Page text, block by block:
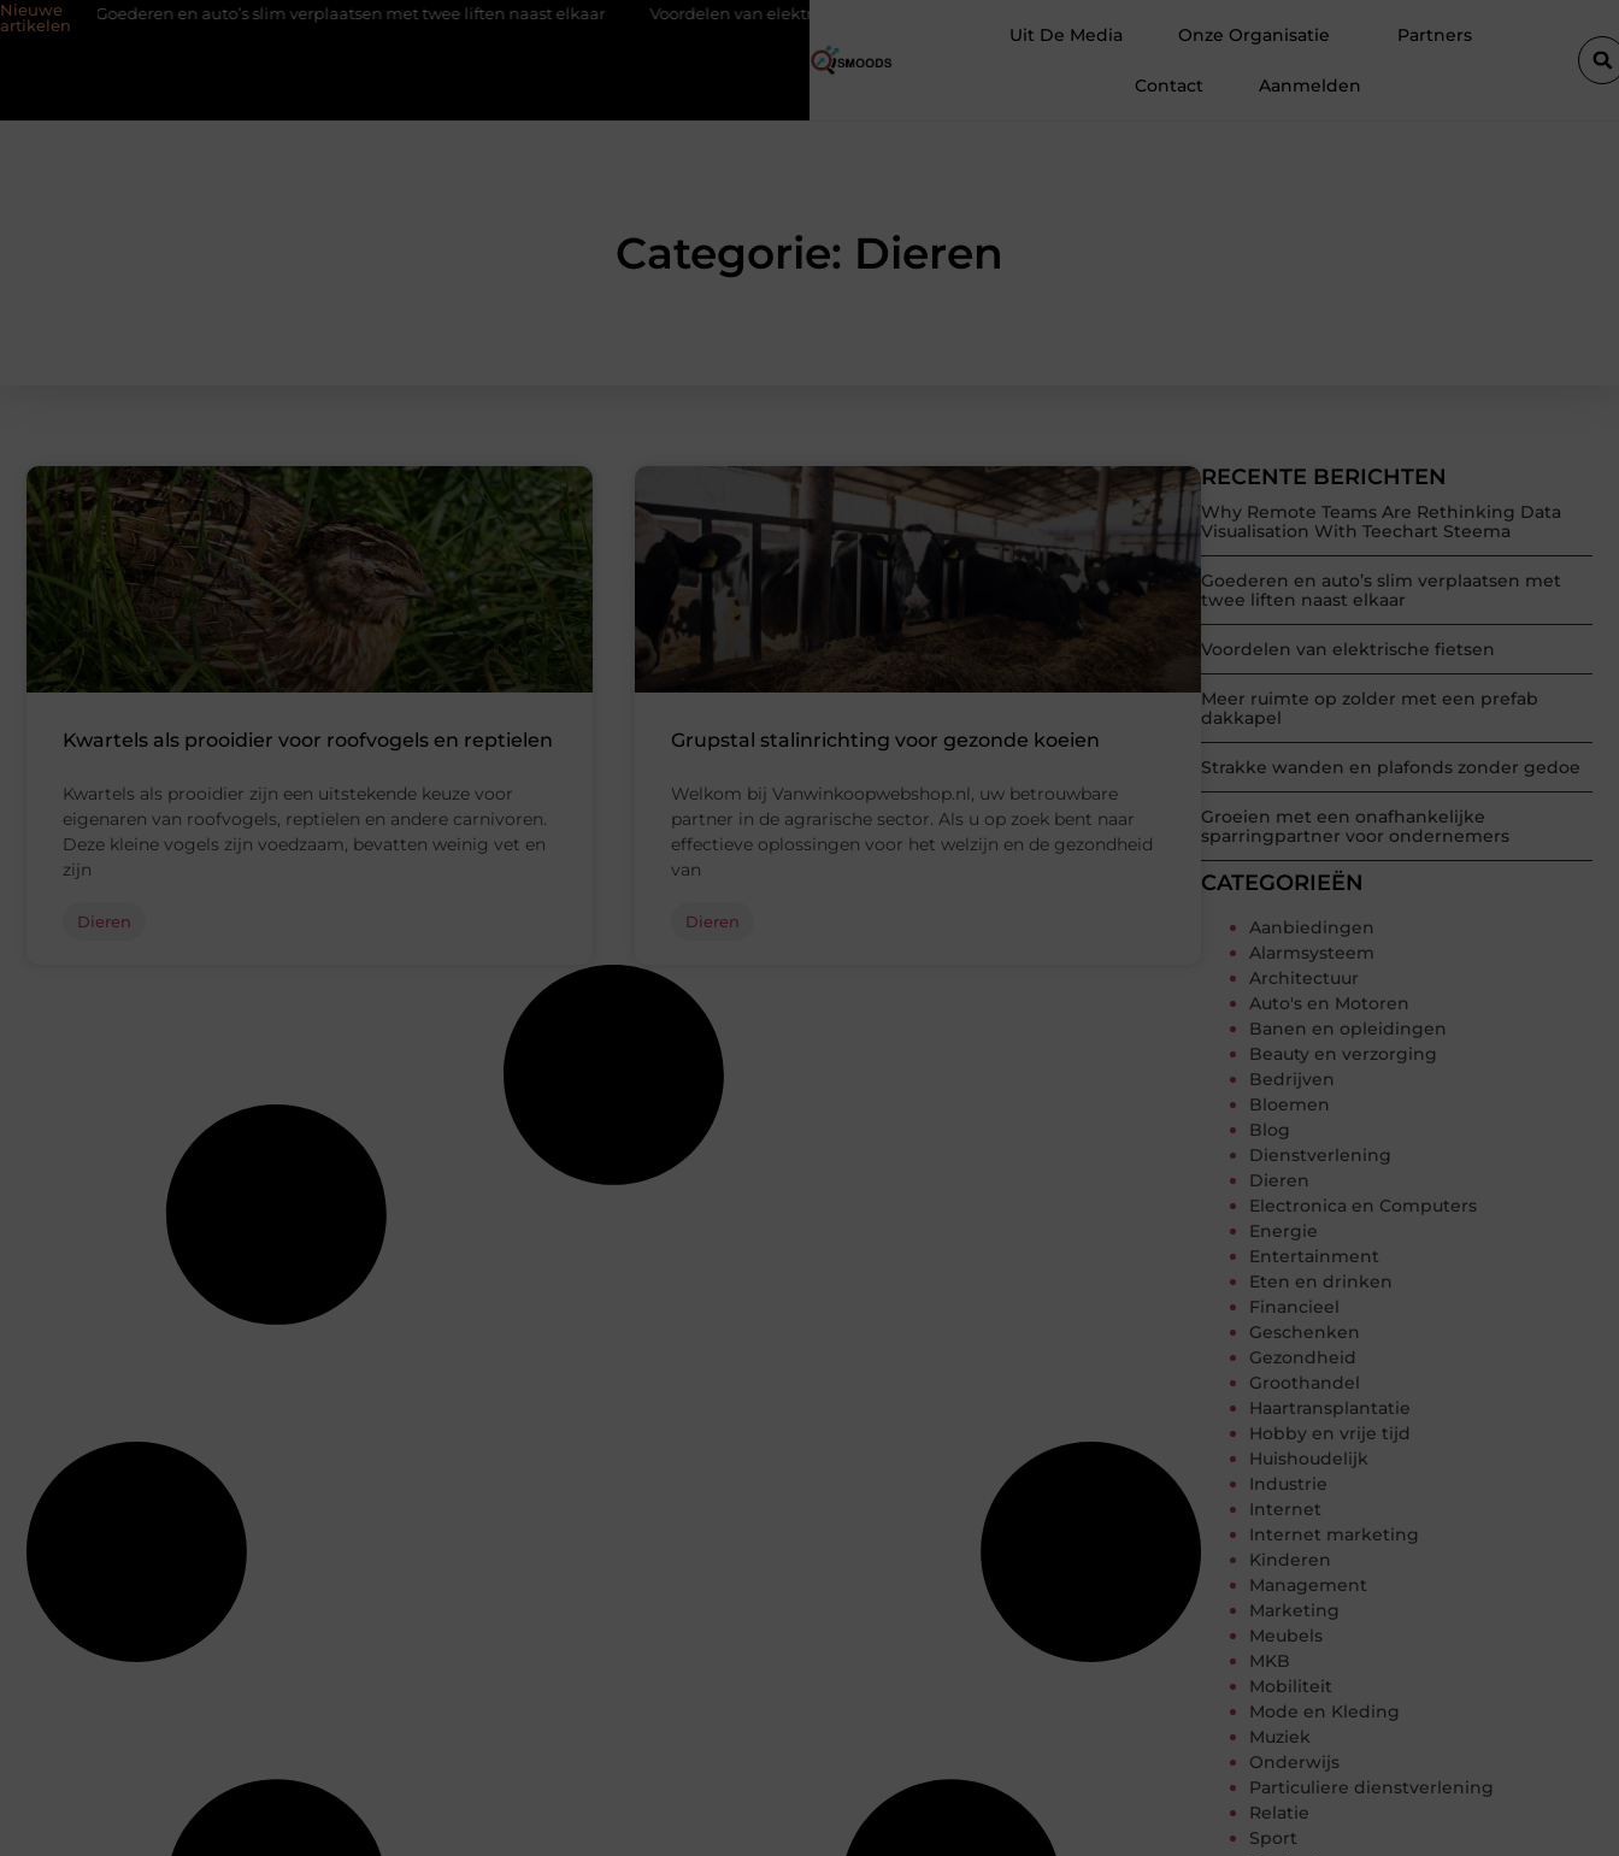
Nieuwe
artikelen
Goederen en auto’s slim verplaatsen met twee liften naast elkaar Voordelen van elektrische fietsen
Uit De Media Onze Organisatie Partners
Contact Aanmelden
Categorie: Dieren
RECENTE BERICHTEN
Why Remote Teams Are Rethinking Data
Visualisation With Teechart Steema
Goederen en auto’s slim verplaatsen met
twee liften naast elkaar
Voordelen van elektrische fietsen
Meer ruimte op zolder met een prefab
dakkapel
Strakke wanden en plafonds zonder gedoe
Groeien met een onafhankelijke
sparringpartner voor ondernemers
CATEGORIEËN
Aanbiedingen
Alarmsysteem
Architectuur
Auto's en Motoren
Banen en opleidingen
Beauty en verzorging
Bedrijven
Bloemen
Blog
Dienstverlening
Dieren
Electronica en Computers
Energie
Entertainment
Eten en drinken
Financieel
Geschenken
Gezondheid
Groothandel
Haartransplantatie
Hobby en vrije tijd
Huishoudelijk
Industrie
Internet
Internet marketing
Kinderen
Management
Marketing
Meubels
MKB
Mobiliteit
Mode en Kleding
Muziek
Onderwijs
Particuliere dienstverlening
Relatie
Sport
Kwartels als prooidier voor roofvogels en reptielen
Kwartels als prooidier zijn een uitstekende keuze voor
eigenaren van roofvogels, reptielen en andere carnivoren.
Deze kleine vogels zijn voedzaam, bevatten weinig vet en
zijn
Dieren
Grupstal stalinrichting voor gezonde koeien
Welkom bij Vanwinkoopwebshop.nl, uw betrouwbare
partner in de agrarische sector. Als u op zoek bent naar
effectieve oplossingen voor het welzijn en de gezondheid
van
Dieren